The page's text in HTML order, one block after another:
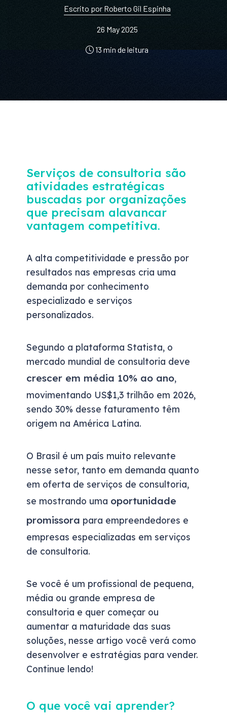
Escrito por Roberto Gil Espinha
26 May 2025
13 min de leitura
Serviços de consultoria são
atividades estratégicas
buscadas por organizações
que precisam alavancar
vantagem competitiva.
A alta competitividade e pressão por
resultados nas empresas cria uma
demanda por conhecimento
especializado e serviços
personalizados.
Segundo a plataforma Statista, o
mercado mundial de consultoria deve
crescer em média 10% ao ano,
movimentando US$1,3 trilhão em 2026,
sendo 30% desse faturamento têm
origem na América Latina.
O Brasil é um país muito relevante
nesse setor, tanto em demanda quanto
em oferta de serviços de consultoria,
se mostrando uma oportunidade
promissora para empreendedores e
empresas especializadas em serviços
de consultoria.
Se você é um profissional de pequena,
média ou grande empresa de
consultoria e quer começar ou
aumentar a maturidade das suas
soluções, nesse artigo você verá como
desenvolver e estratégias para vender.
Continue lendo!
O que você vai aprender?